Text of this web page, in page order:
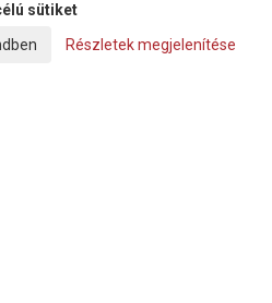
Kft. | Minden jog fenntartva!
sütiket
Részletek megjelenítése